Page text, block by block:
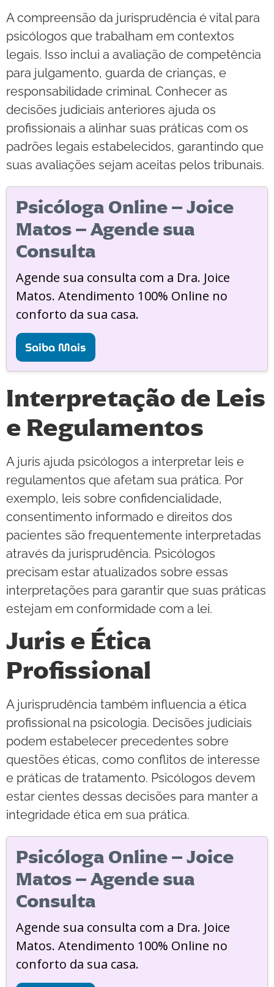
A compreensão da jurisprudência é vital para
psicólogos que trabalham em contextos
legais. Isso inclui a avaliação de competência
para julgamento, guarda de crianças, e
responsabilidade criminal. Conhecer as
decisões judiciais anteriores ajuda os
profissionais a alinhar suas práticas com os
padrões legais estabelecidos, garantindo que
suas avaliações sejam aceitas pelos tribunais.
Psicóloga Online – Joice
Matos – Agende sua
Consulta
Agende sua consulta com a Dra. Joice
Matos. Atendimento 100% Online no
conforto da sua casa.
Saiba Mais
Interpretação de Leis
e Regulamentos
A juris ajuda psicólogos a interpretar leis e
regulamentos que afetam sua prática. Por
exemplo, leis sobre confidencialidade,
consentimento informado e direitos dos
pacientes são frequentemente interpretadas
através da jurisprudência. Psicólogos
precisam estar atualizados sobre essas
interpretações para garantir que suas práticas
estejam em conformidade com a lei.
Juris e Ética
Profissional
A jurisprudência também influencia a ética
profissional na psicologia. Decisões judiciais
podem estabelecer precedentes sobre
questões éticas, como conflitos de interesse
e práticas de tratamento. Psicólogos devem
estar cientes dessas decisões para manter a
integridade ética em sua prática.
Psicóloga Online – Joice
Matos – Agende sua
Consulta
Agende sua consulta com a Dra. Joice
Matos. Atendimento 100% Online no
conforto da sua casa.